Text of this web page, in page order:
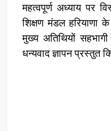
महत्वपूर्ण अध्याय पर
शिक्षण मंडल हरियाणा
मुख्य अतिथियों सहभागी
धन्यवाद ज्ञापन प्रस्तुत